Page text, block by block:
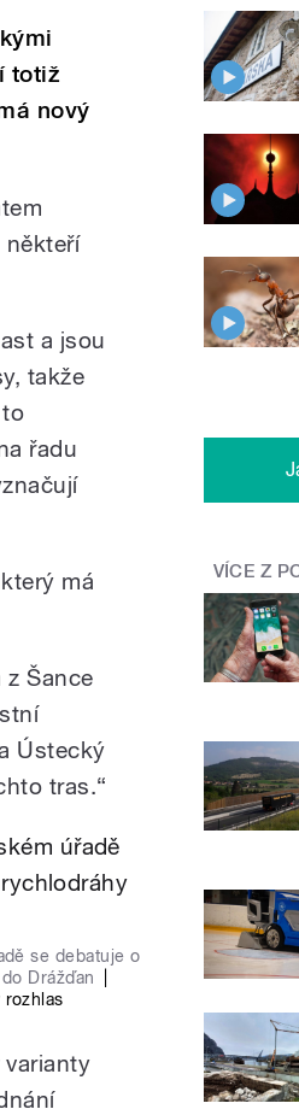
totiž
nový
někteří
a jsou
takže
řadu
má
z Šance
Ústecký
tras.“
se debatuje o
Drážďan
rozhlas
varianty
VÍCE Z